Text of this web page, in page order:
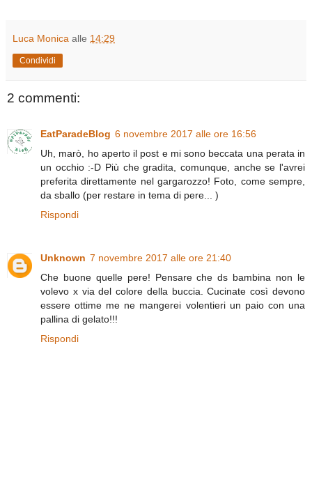
Luca Monica alle 14:29
Condividi
2 commenti:
EatParadeBlog 6 novembre 2017 alle ore 16:56
Uh, marò, ho aperto il post e mi sono beccata una perata in
un occhio :-D Più che gradita, comunque, anche se l'avrei
preferita direttamente nel gargarozzo! Foto, come sempre,
da sballo (per restare in tema di pere... )
Rispondi
Unknown 7 novembre 2017 alle ore 21:40
Che buone quelle pere! Pensare che ds bambina non le
volevo x via del colore della buccia. Cucinate così devono
essere ottime me ne mangerei volentieri un paio con una
pallina di gelato!!!
Rispondi